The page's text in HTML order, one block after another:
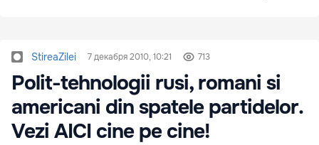
StireaZilei 7 декабря 2010, 10:21 713
Polit-tehnologii rusi, romani si
americani din spatele partidelor.
Vezi AICI cine pe cine!